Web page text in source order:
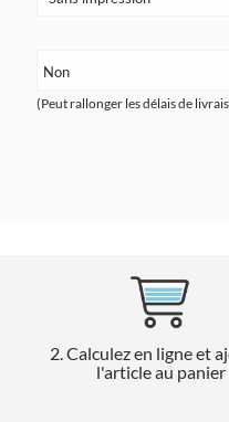
(Peut rallonger les délais de
2. Calculez en ligne et
l'article au panier